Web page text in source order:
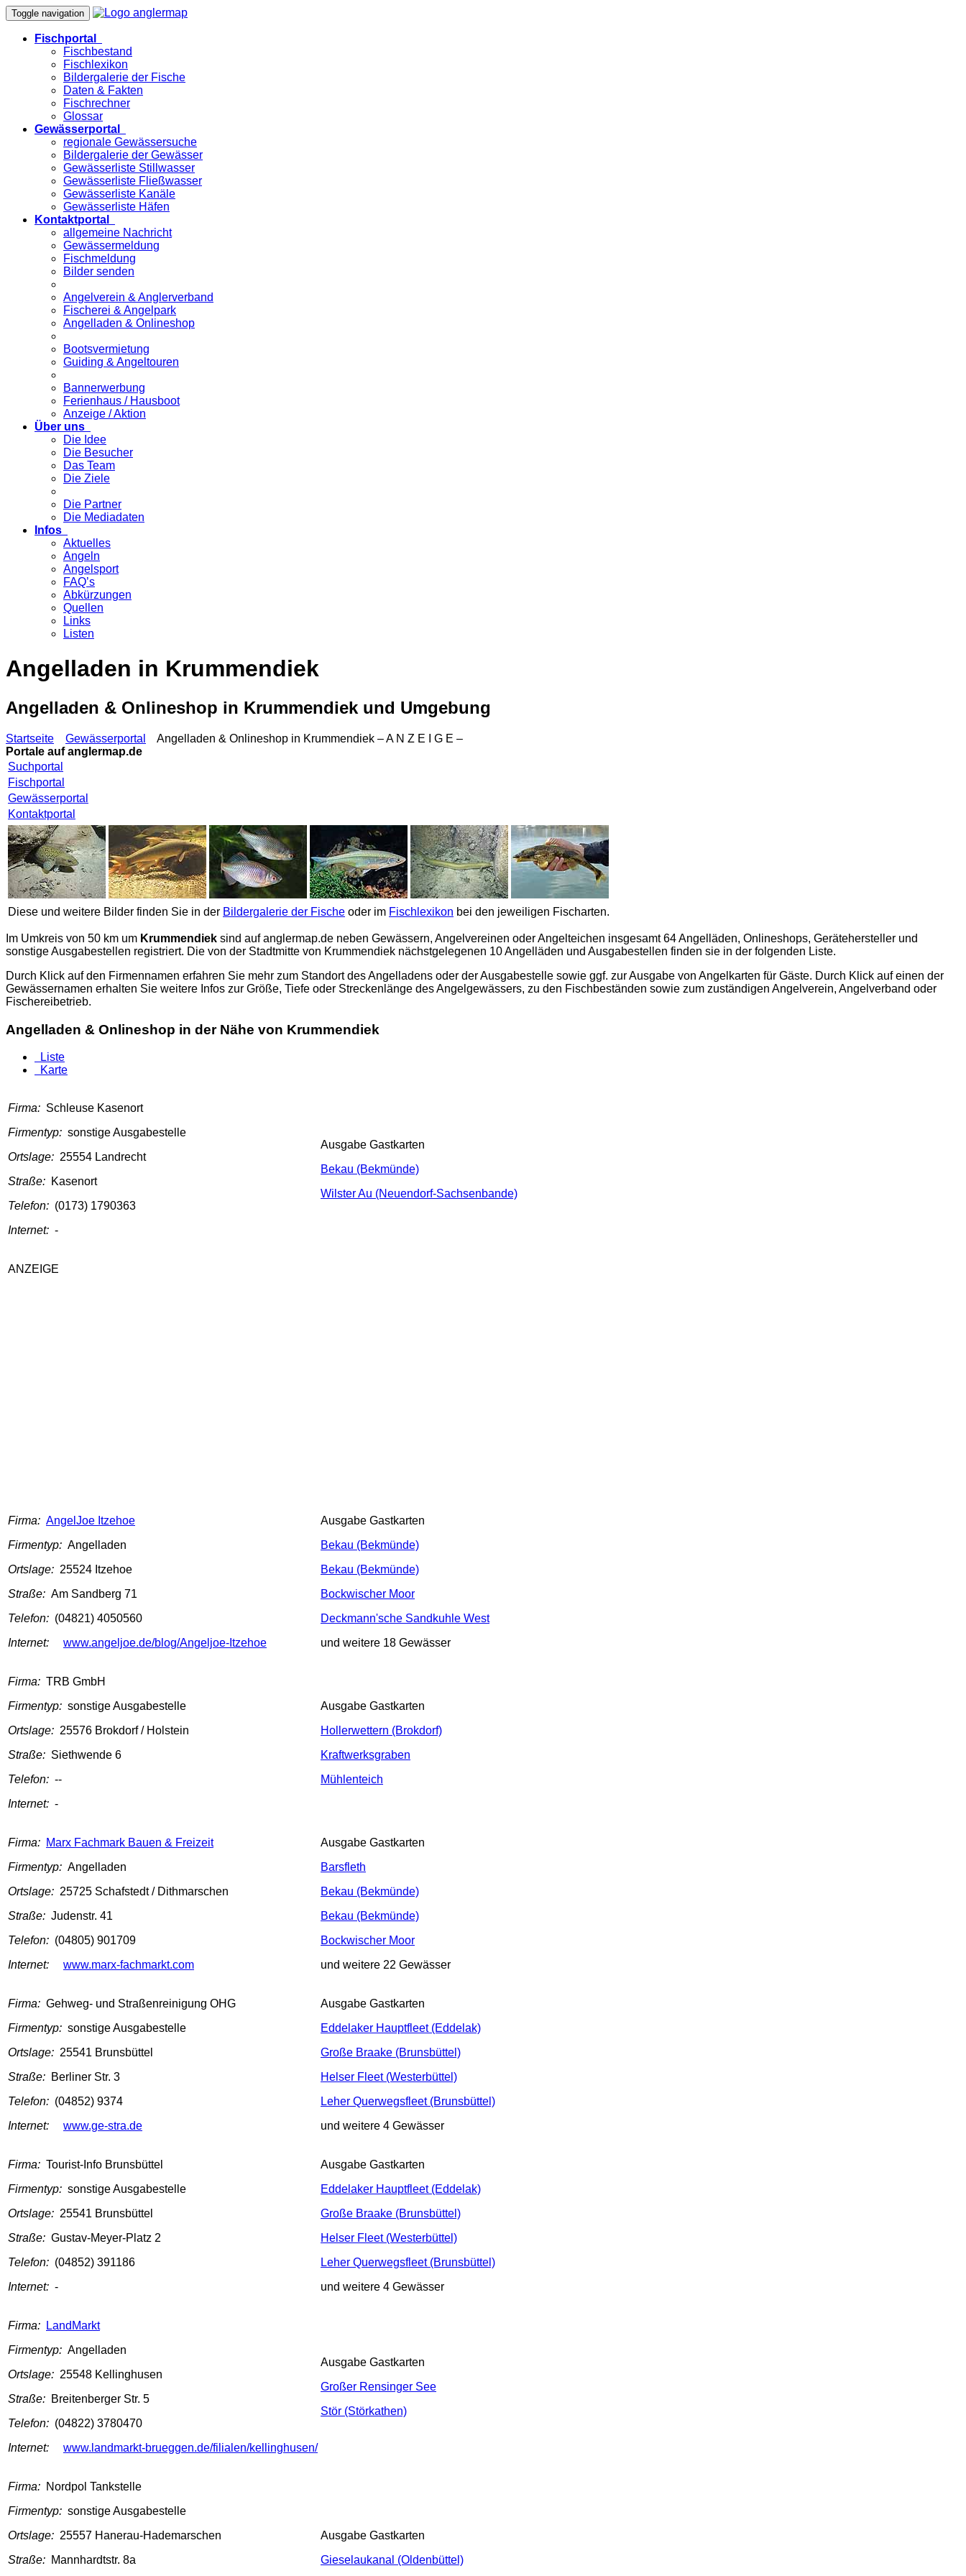
Toggle navigation
Fischportal
Fischbestand
Fischlexikon
Bildergalerie der Fische
Daten & Fakten
Fischrechner
Glossar
Gewässerportal
regionale Gewässersuche
Bildergalerie der Gewässer
Gewässerliste Stillwasser
Gewässerliste Fließwasser
Gewässerliste Kanäle
Gewässerliste Häfen
Kontaktportal
allgemeine Nachricht
Gewässermeldung
Fischmeldung
Bilder senden
Angelverein & Anglerverband
Fischerei & Angelpark
Angelladen & Onlineshop
Bootsvermietung
Guiding & Angeltouren
Bannerwerbung
Ferienhaus / Hausboot
Anzeige / Aktion
Über uns
Die Idee
Die Besucher
Das Team
Die Ziele
Die Partner
Die Mediadaten
Infos
Aktuelles
Angeln
Angelsport
FAQ’s
Abkürzungen
Quellen
Links
Listen
Angelladen in Krummendiek
Angelladen & Onlineshop in Krummendiek und Umgebung
Startseite Gewässerportal
Angelladen & Onlineshop in Krummendiek – A N Z E I G E –
Portale aufanglermap.de
Suchportal
Fischportal
Gewässerportal
Kontaktportal
Diese und weitere Bilder finden Sie in der Bildergalerie der Fische oder im Fischlexikon bei den jeweiligen Fischarten.
Im Umkreis von 50 km um Krummendiek sind aufanglermap.de neben Gewässern, Angelvereinen oder Angelteichen insgesamt 64 Angelläden, Onlineshops, Gerätehersteller und
sonstige Ausgabestellen registriert. Die von der Stadtmitte von Krummendiek nächstgelegenen 10 Angelläden und Ausgabestellen finden sie in der folgenden Liste.
Durch Klick auf den Firmennamen erfahren Sie mehr zum Standort des Angelladens oder der Ausgabestelle sowie ggf. zur Ausgabe von Angelkarten für Gäste. Durch Klick auf einen der
Gewässernamen erhalten Sie weitere Infos zur Größe, Tiefe oder Streckenlänge des Angelgewässers, zu den Fischbeständen sowie zum zuständigen Angelverein, Angelverband oder
Fischereibetrieb.
Angelladen & Onlineshop in der Nähe von Krummendiek
Liste
Karte
Firma: Schleuse Kasenort
Firmentyp: sonstige Ausgabestelle
Ortslage: 25554 Landrecht
Straße: Kasenort
Telefon: (0173) 1790363
Internet: -
Ausgabe Gastkarten
Bekau (Bekmünde)
Wilster Au (Neuendorf-Sachsenbande)
ANZEIGE
Firma: AngelJoe Itzehoe
Firmentyp: Angelladen
Ortslage: 25524 Itzehoe
Straße: Am Sandberg 71
Telefon: (04821) 4050560
Internet:
www.angeljoe.de/blog/Angeljoe-Itzehoe
Ausgabe Gastkarten
Bekau (Bekmünde)
Bekau (Bekmünde)
Bockwischer Moor
Deckmann'sche Sandkuhle West
und weitere 18 Gewässer
Firma: TRB GmbH
Firmentyp: sonstige Ausgabestelle
Ortslage: 25576 Brokdorf / Holstein
Straße: Siethwende 6
Telefon: --
Internet: -
Ausgabe Gastkarten
Hollerwettern (Brokdorf)
Kraftwerksgraben
Mühlenteich
Firma: Marx Fachmark Bauen & Freizeit
Firmentyp: Angelladen
Ortslage: 25725 Schafstedt / Dithmarschen
Straße: Judenstr. 41
Telefon: (04805) 901709
Internet:
www.marx-fachmarkt.com
Ausgabe Gastkarten
Barsfleth
Bekau (Bekmünde)
Bekau (Bekmünde)
Bockwischer Moor
und weitere 22 Gewässer
Firma: Gehweg- und Straßenreinigung OHG
Firmentyp: sonstige Ausgabestelle
Ortslage: 25541 Brunsbüttel
Straße: Berliner Str. 3
Telefon: (04852) 9374
Internet:
www.ge-stra.de
Ausgabe Gastkarten
Eddelaker Hauptfleet (Eddelak)
Große Braake (Brunsbüttel)
Helser Fleet (Westerbüttel)
Leher Querwegsfleet (Brunsbüttel)
und weitere 4 Gewässer
Firma: Tourist-Info Brunsbüttel
Firmentyp: sonstige Ausgabestelle
Ortslage: 25541 Brunsbüttel
Straße: Gustav-Meyer-Platz 2
Telefon: (04852) 391186
Internet: -
Ausgabe Gastkarten
Eddelaker Hauptfleet (Eddelak)
Große Braake (Brunsbüttel)
Helser Fleet (Westerbüttel)
Leher Querwegsfleet (Brunsbüttel)
und weitere 4 Gewässer
Firma:
LandMarkt
Firmentyp: Angelladen
Ortslage: 25548 Kellinghusen
Straße: Breitenberger Str. 5
Telefon: (04822) 3780470
Internet:
www.landmarkt-brueggen.de/filialen/kellinghusen/
Ausgabe Gastkarten
Großer Rensinger See
Stör (Störkathen)
Firma: Nordpol Tankstelle
Firmentyp: sonstige Ausgabestelle
Ortslage: 25557 Hanerau-Hademarschen
Straße: Mannhardtstr. 8a
Ausgabe Gastkarten
Gieselaukanal (Oldenbüttel)